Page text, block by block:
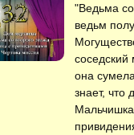
"Ведьма
ведьм
она
знает, что